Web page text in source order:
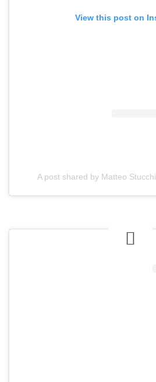
View this post on
A post shared by Matteo